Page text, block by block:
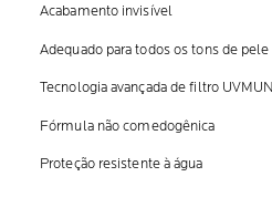
Acabamento invisível
Adequado para todos os tons de pele
Tecnologia avançada de filtro
Fórmula nãocomedogênica
Proteção resistente à água